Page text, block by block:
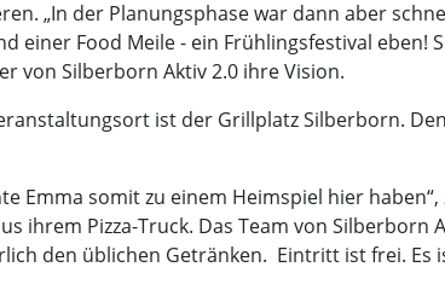
„In der Planungsphase war dann aber
einer Food Meile - ein Frühlingsfestival eben!
von Silberborn Aktiv 2.0 ihre Vision.
ist der Grillplatz Silberborn. Den
Emma somit zu einem Heimspiel hier haben“,
ihrem Pizza-Truck. Das Team von Silberborn
den üblichen Getränken. Eintritt ist frei. Es